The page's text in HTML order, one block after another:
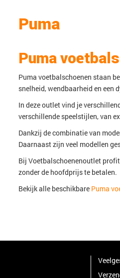
Puma
Puma
Puma voetbalschoenen staan
snelheid, wendbaarheid en een
In deze outlet vind je
verschillende speelstijlen, van
Dankzij de combinatie van
Daarnaast zijn veel modellen
Bij Voetbalschoenenoutlet
zonder de hoofdprijs te betalen.
Bekijk alle beschikbare Puma